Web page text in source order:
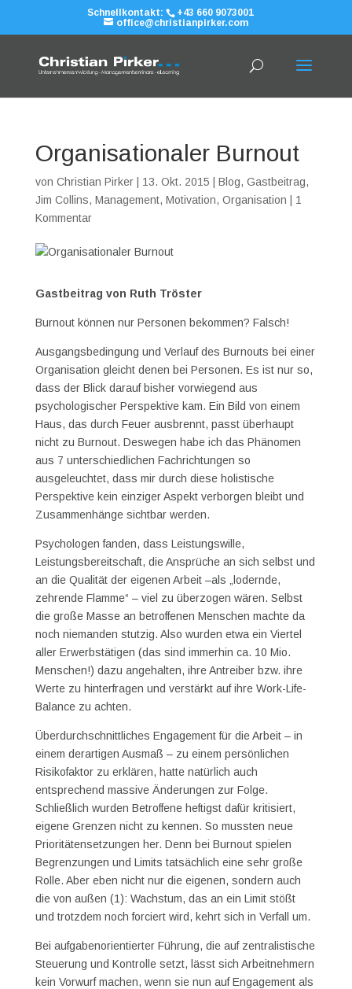
Schnellkontakt:
+43 660 9073001
office@christianpirker.com
Organisationaler Burnout
von Christian Pirker| 13. Okt. 2015 Blog, Gastbeitrag,
Jim Collins, Management, Motivation, Organisation
1
Kommentar
Gastbeitrag von Ruth Tröster
Burnout können nur Personen bekommen? Falsch!
Ausgangsbedingung und Verlauf des Burnouts bei einer
Organisation gleicht denen bei Personen. Es ist nur so,
dass der Blick darauf bisher vorwiegend aus
psychologischer Perspektive kam. Ein Bild von einem
Haus, das durch Feuer ausbrennt, passt überhaupt
nicht zu Burnout. Deswegen habe ich das Phänomen
aus 7 unterschiedlichen Fachrichtungen so
ausgeleuchtet, dass mir durch diese holistische
Perspektive kein einziger Aspekt verborgen bleibt und
Zusammenhänge sichtbar werden.
Psychologen fanden, dass Leistungswille,
Leistungsbereitschaft, die Ansprüche an sich selbst und
an die Qualität der eigenen Arbeit –als „lodernde,
zehrende Flamme“ – viel zu überzogen wären. Selbst
die große Masse an betroffenen Menschen machte da
noch niemanden stutzig. Also wurden etwa ein Viertel
aller Erwerbstätigen (das sind immerhin ca. 10 Mio.
Menschen!) dazu angehalten, ihre Antreiber bzw. ihre
Werte zu hinterfragen und verstärkt auf ihre Work-Life-
Balance zu achten.
Überdurchschnittliches Engagement für die Arbeit – in
einem derartigen Ausmaß – zu einem persönlichen
Risikofaktor zu erklären, hatte natürlich auch
entsprechend massive Änderungen zur Folge.
Schließlich wurden Betroffene heftigst dafür kritisiert,
eigene Grenzen nicht zu kennen. So mussten neue
Prioritätensetzungen her. Denn bei Burnout spielen
Begrenzungen und Limits tatsächlich eine sehr große
Rolle. Aber eben nicht nur die eigenen, sondern auch
die von außen (1): Wachstum, das an ein Limit stößt
und trotzdem noch forciert wird, kehrt sich in Verfall um.
Bei aufgabenorientierter Führung, die auf zentralistische
Steuerung und Kontrolle setzt, lässt sich Arbeitnehmern
kein Vorwurf machen, wenn sie nun auf Engagement als